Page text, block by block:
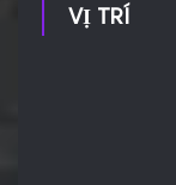
VỊ TRÍ